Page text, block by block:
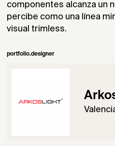
componentes alcanza un
percibe como una línea
visual trimless.
portfolio.designer